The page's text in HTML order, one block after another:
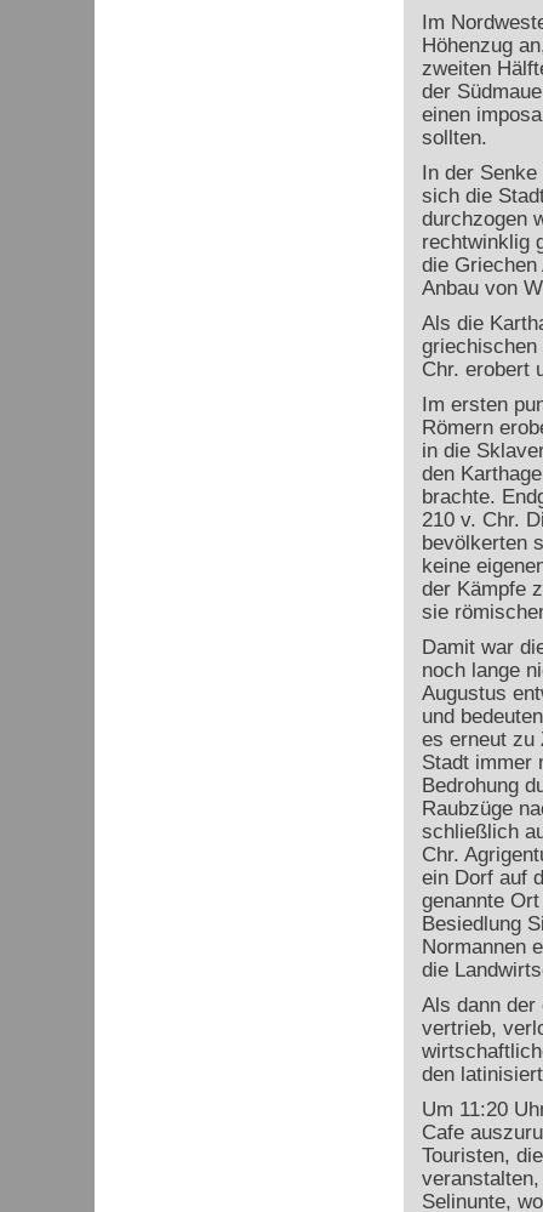
Im
Höhenzug
zweiten
der
einen
sollten.
In der
sich die
durchzogen
rechtwinklig
die
Anbau von
Als die
griechischen
Chr. erobert
Im ersten
Römern
in die
den
brachte.
210 v. Chr.
bevölkerten
keine
der Kämpfe
sie
Damit war
noch lange
Augustus
und
es erneut zu
Stadt immer
Bedrohung
Raubzüge
schließlich
Chr.
ein Dorf auf
genannte
Besiedlung
Normannen
die
Als dann der
vertrieb,
den
Um 11:20
Cafe
Touristen,
Selinunte,